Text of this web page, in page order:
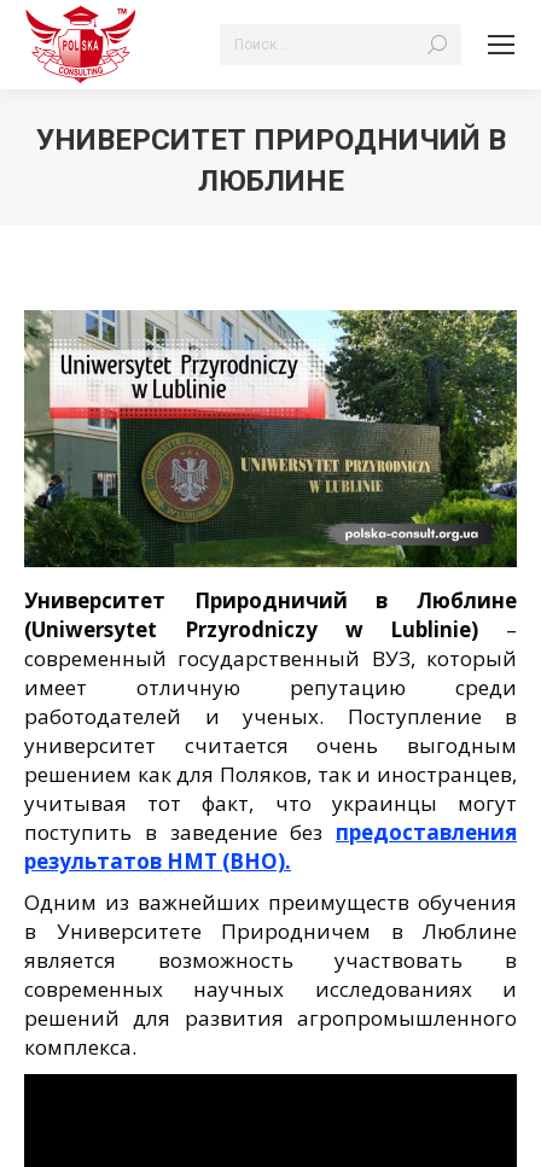
Поиск:
УНИВЕРСИТЕТ ПРИРОДНИЧИЙ В
ЛЮБЛИНЕ
Университет Природничий в Люблине
(Uniwersytet Przyrodniczy w Lublinie) –
современный государственный ВУЗ, который
имеет отличную репутацию среди
работодателей и ученых. Поступление в
университет считается очень выгодным
решением как для Поляков, так и иностранцев,
учитывая тот факт, что украинцы могут
поступить в заведение без предоставления
результатов НМТ (ВНО).
Одним из важнейших преимуществ обучения
в Университете Природничем в Люблине
является возможность участвовать в
современных научных исследованиях и
решений для развития агропромышленного
комплекса.